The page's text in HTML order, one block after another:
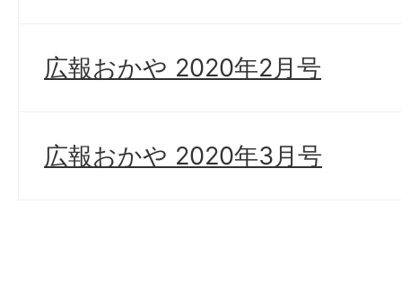
広報おかや 2020年2月号
広報おかや 2020年3月号